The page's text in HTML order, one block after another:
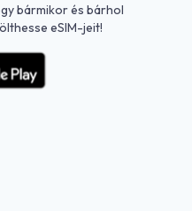
bármikor és bárhol
eSIM-jeit!